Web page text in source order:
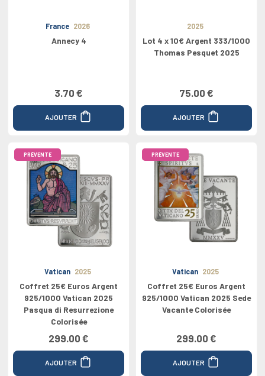
France 2026
Annecy 4
3.70 €
AJOUTER
2025
Lot 4 x 10€ Argent 333/1000
Thomas Pesquet 2025
75.00 €
AJOUTER
PRÉVENTE
Vatican 2025
Coffret 25€ Euros Argent
925/1000 Vatican 2025
Pasqua di Resurrezione
Colorisée
299.00 €
AJOUTER
PRÉVENTE
Vatican 2025
Coffret 25€ Euros Argent
925/1000 Vatican 2025 Sede
Vacante Colorisée
299.00 €
AJOUTER